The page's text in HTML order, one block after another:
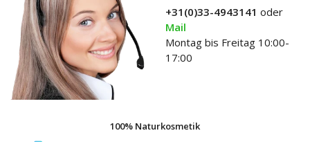
+31(0)33-4943141 oder
Mail
Montag bis Freitag 10:00-
17:00
100% Naturkosmetik